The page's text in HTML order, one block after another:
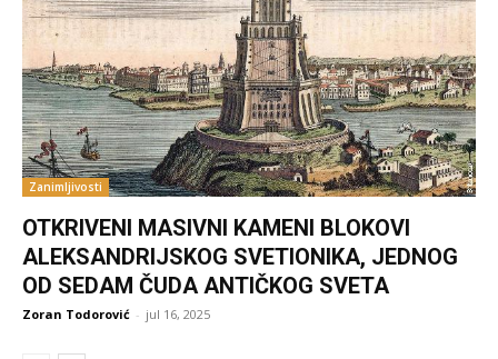
Zanimljivosti
OTKRIVENI MASIVNI KAMENI BLOKOVI
ALEKSANDRIJSKOG SVETIONIKA, JEDNOG
OD SEDAM ČUDA ANTIČKOG SVETA
Zoran Todorović - jul 16, 2025